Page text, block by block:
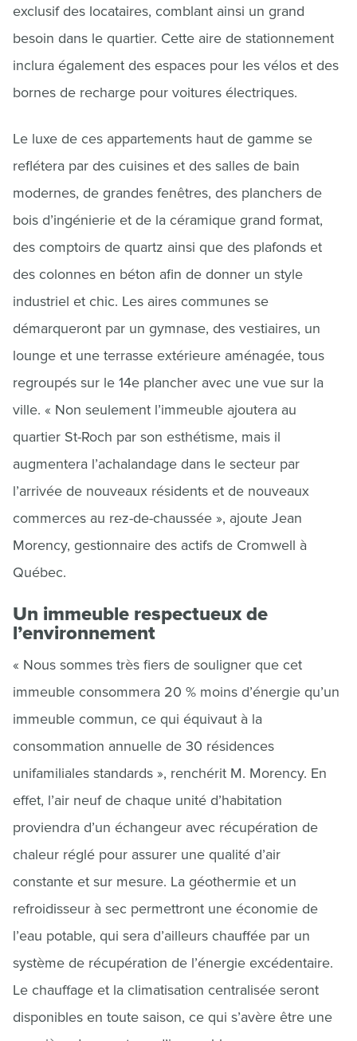
exclusif des locataires, comblant ainsi un grand
besoin dans le quartier. Cette aire de stationnement
inclura également des espaces pour les vélos et des
bornes de recharge pour voitures électriques.
Le luxe de ces appartements haut de gamme se
reflétera par des cuisines et des salles de bain
modernes, de grandes fenêtres, des planchers de
bois d’ingénierie et de la céramique grand format,
des comptoirs de quartz ainsi que des plafonds et
des colonnes en béton afin de donner un style
industriel et chic. Les aires communes se
démarqueront par un gymnase, des vestiaires, un
lounge et une terrasse extérieure aménagée, tous
regroupés sur le 14e plancher avec une vue sur la
ville. « Non seulement l’immeuble ajoutera au
quartier St-Roch par son esthétisme, mais il
augmentera l’achalandage dans le secteur par
l’arrivée de nouveaux résidents et de nouveaux
commerces au rez-de-chaussée », ajoute Jean
Morency, gestionnaire des actifs de Cromwell à
Québec.
Un immeuble respectueux de
l’environnement
« Nous sommes très fiers de souligner que cet
immeuble consommera 20 % moins d’énergie qu’un
immeuble commun, ce qui équivaut à la
consommation annuelle de 30 résidences
unifamiliales standards », renchérit M. Morency. En
effet, l’air neuf de chaque unité d’habitation
proviendra d’un échangeur avec récupération de
chaleur réglé pour assurer une qualité d’air
constante et sur mesure. La géothermie et un
refroidisseur à sec permettront une économie de
l’eau potable, qui sera d’ailleurs chauffée par un
système de récupération de l’énergie excédentaire.
Le chauffage et la climatisation centralisée seront
disponibles en toute saison, ce qui s’avère être une